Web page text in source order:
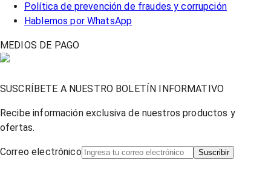
Política de prevención de fraudes y corrupción
Hablemos por WhatsApp
MEDIOS DE PAGO
SUSCRÍBETE A NUESTRO BOLETÍN INFORMATIVO
Recibe información exclusiva de nuestros productos y
ofertas.
Correo electrónico Suscribir